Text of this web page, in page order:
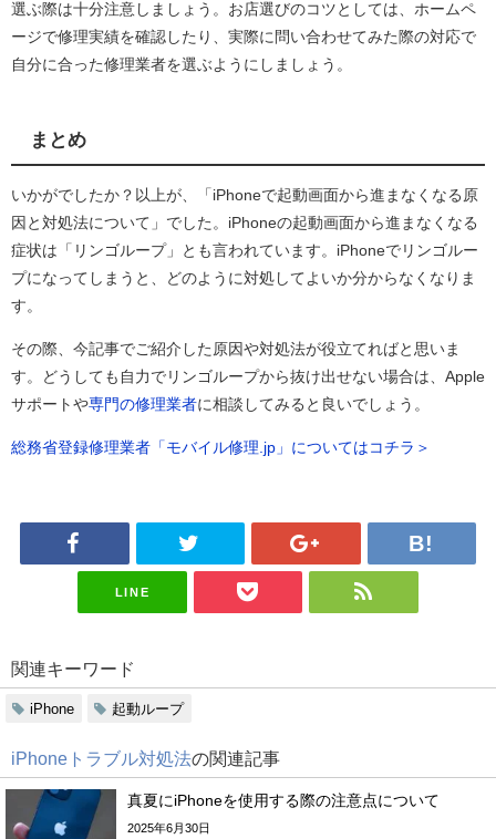
選ぶ際は十分注意しましょう。お店選びのコツとしては、ホームペ
ージで修理実績を確認したり、実際に問い合わせてみた際の対応で
自分に合った修理業者を選ぶようにしましょう。
まとめ
いかがでしたか？以上が、「iPhoneで起動画面から進まなくなる原
因と対処法について」でした。iPhoneの起動画面から進まなくなる
症状は「リンゴループ」とも言われています。iPhoneでリンゴルー
プになってしまうと、どのように対処してよいか分からなくなりま
す。
その際、今記事でご紹介した原因や対処法が役立てればと思いま
す。どうしても自力でリンゴループから抜け出せない場合は、Apple
サポートや専門の修理業者に相談してみると良いでしょう。
総務省登録修理業者「モバイル修理.jp」についてはコチラ＞
LINE
関連キーワード
iPhone 起動ループ
iPhoneトラブル対処法の関連記事
真夏にiPhoneを使用する際の注意点について
2025年6月30日